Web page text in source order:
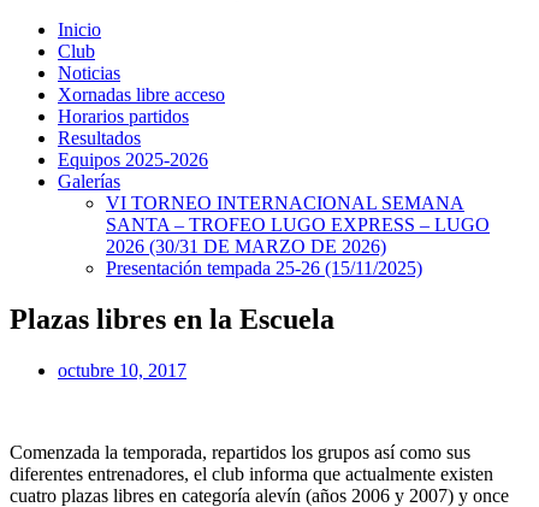
Inicio
Club
Noticias
Xornadas libre acceso
Horarios partidos
Resultados
Equipos 2025-2026
Galerías
VI TORNEO INTERNACIONAL SEMANA
SANTA – TROFEO LUGO EXPRESS – LUGO
2026 (30/31 DE MARZO DE 2026)
Presentación tempada 25-26 (15/11/2025)
Plazas libres en la Escuela
octubre 10, 2017
Comenzada la temporada, repartidos los grupos así como sus
diferentes entrenadores, el club informa que actualmente existen
cuatro plazas libres en categoría alevín (años 2006 y 2007) y once